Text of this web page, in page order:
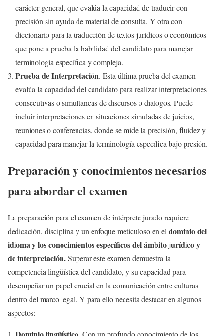
carácter general, que evalúa la capacidad de traducir con
precisión sin ayuda de material de consulta. Y otra con
diccionario para la traducción de textos jurídicos o económicos
que pone a prueba la habilidad del candidato para manejar
terminología específica y compleja.
Prueba de Interpretación. Esta última prueba del examen
evalúa la capacidad del candidato para realizar interpretaciones
consecutivas o simultáneas de discursos o diálogos. Puede
incluir interpretaciones en situaciones simuladas de juicios,
reuniones o conferencias, donde se mide la precisión, fluidez y
capacidad para manejar la terminología específica bajo presión.
Preparación y conocimientos necesarios
para abordar el examen
La preparación para el examen de intérprete jurado requiere
dedicación, disciplina y un enfoque meticuloso en el dominio del
idioma y los conocimientos específicos del ámbito jurídico y
de interpretación.Superar este examen demuestra la
competencia lingüística del candidato, y su capacidad para
desempeñar un papel crucial en la comunicación entre culturas
dentro del marco legal. Y para ello necesita destacar en algunos
aspectos:
Dominio lingüístico. Con un profundo conocimiento de los